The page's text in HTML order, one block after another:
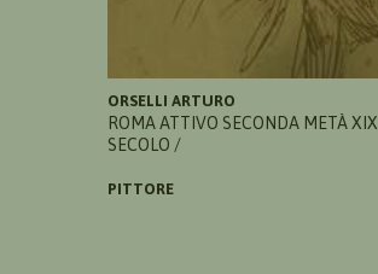
ORSELLI ARTURO
ROMA ATTIVO SECONDA METÀ XIX
SECOLO /
PITTORE